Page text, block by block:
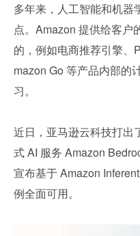
多年来，人工智能和机器
点。Amazon 提供给客户
的，例如电商推荐引擎、
mazon Go 等产品内部的
习。
近日，亚马逊云科技打出
式 AI 服务 Amazon
宣布基于 Amazon
例全面可用。